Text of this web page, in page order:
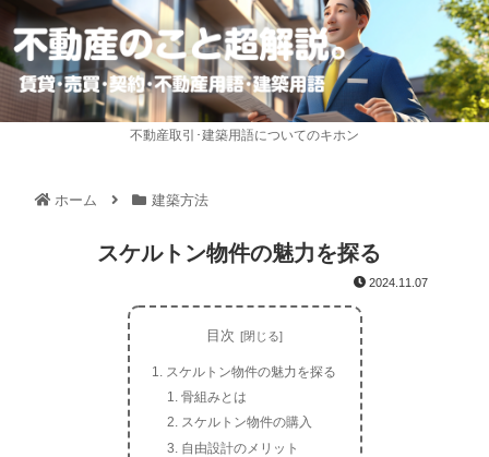
不動産取引･建築用語についてのキホン
ホーム 建築方法
スケルトン物件の魅力を探る
2024.11.07
目次
スケルトン物件の魅力を探る
骨組みとは
スケルトン物件の購入
自由設計のメリット